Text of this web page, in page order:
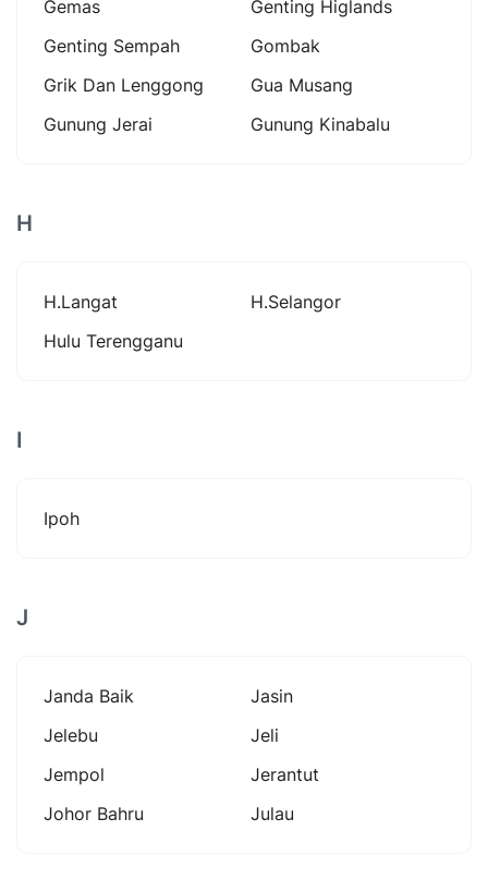
Gemas
Genting Higlands
Genting Sempah
Gombak
Grik Dan Lenggong
Gua Musang
Gunung Jerai
Gunung Kinabalu
H
H.langat
H.selangor
Hulu Terengganu
I
Ipoh
J
Janda Baik
Jasin
Jelebu
Jeli
Jempol
Jerantut
Johor Bahru
Julau